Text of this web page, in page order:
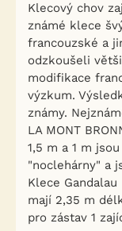
Klecový chov
známé klece
francouzské a
odzkoušeli
modifikace
výzkum.
známy.
LA MONT
1,5 m a 1 m
"noclehárny" a
Klece Gandalau
mají 2,35 m
pro zástav 1